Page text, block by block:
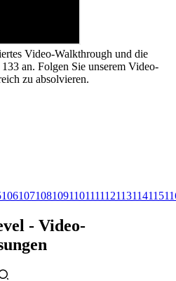
Video-Walkthrough und die
an. Folgen Sie unserem Video-
zu absolvieren.
106107108109110111112113114115
- Video-